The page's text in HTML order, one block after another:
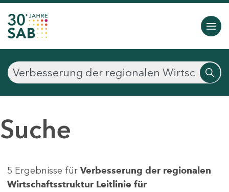
Suche
5 Ergebnisse für Verbesserung der regionalen
Wirtschaftsstruktur Leitlinie für